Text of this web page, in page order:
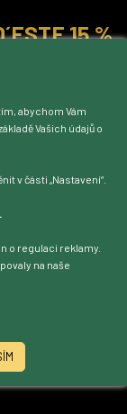
abychom Vám
Vašich údajů o
v části „Nastavení“.
o regulaci reklamy.
na naše
15 %
6,5 %
90 dní
35 EBU